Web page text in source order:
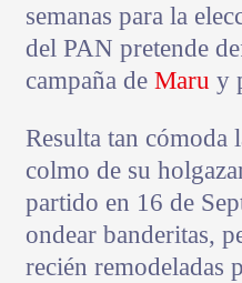
semanas para la
del PAN pretende
campaña de Maru y
Resulta tan cómoda
colmo de su
partido en 16 de
ondear banderitas,
recién remodeladas